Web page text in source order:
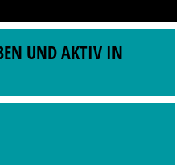
UND AKTIV IN